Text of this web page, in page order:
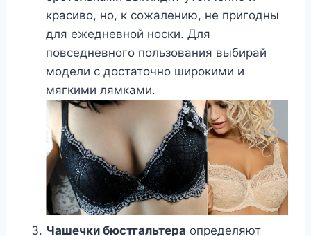
красиво, но, к сожалению, не пригодны
для ежедневной носки. Для
повседневного пользования выбирай
модели с достаточно широкими и
мягкими лямками.
Чашечки бюстгальтера определяют